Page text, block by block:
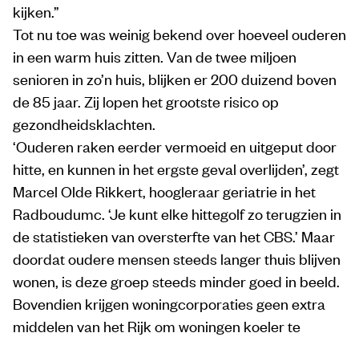
kijken.”
Tot nu toe was weinig bekend over hoeveel ouderen
in een warm huis zitten. Van de twee miljoen
senioren in zo’n huis, blijken er 200 duizend boven
de 85 jaar. Zij lopen het grootste risico op
gezondheidsklachten.
‘Ouderen raken eerder vermoeid en uitgeput door
hitte, en kunnen in het ergste geval overlijden’, zegt
Marcel Olde Rikkert, hoogleraar geriatrie in het
Radboudumc. ‘Je kunt elke hittegolf zo terugzien in
de statistieken van oversterfte van het CBS.’ Maar
doordat oudere mensen steeds langer thuis blijven
wonen, is deze groep steeds minder goed in beeld.
Bovendien krijgen woningcorporaties geen extra
middelen van het Rijk om woningen koeler te